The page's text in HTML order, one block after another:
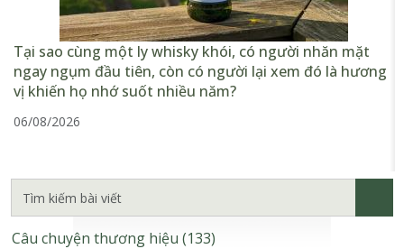
Tại sao cùng một ly whisky khói, có người nhăn mặt
ngay ngụm đầu tiên, còn có người lại xem đó là hương
vị khiến họ nhớ suốt nhiều năm?
06/08/2026
Câu chuyện thương hiệu (133)